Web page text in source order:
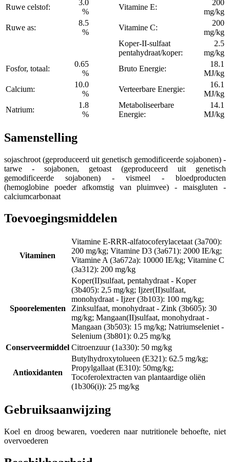
Ruwe celstof:
3.0
%
Vitamine E:
200
mg/kg
Ruwe as:
8.5
%
Vitamine C:
200
mg/kg
Koper-II-sulfaat
pentahydraat/koper:
2.5
mg/kg
Fosfor, totaal:
0.65
%
Bruto Energie:
18.1
MJ/kg
Calcium:
10.0
%
Verteerbare Energie:
16.1
MJ/kg
Natrium:
1.8
%
Metaboliseerbare
Energie:
14.1
MJ/kg
Samenstelling
sojaschroot (geproduceerd uit genetisch gemodificeerde sojabonen) -
tarwe - sojabonen, getoast (geproduceerd uit genetisch
gemodificeerde sojabonen) - vismeel - bloedproducten
(hemoglobine poeder afkomstig van pluimvee) - maisgluten -
calciumcarbonaat
Toevoegingsmiddelen
Vitaminen
Vitamine E-RRR-alfatocoferylacetaat (3a700):
200 mg/kg; Vitamine D3 (3a671): 2000 IE/kg;
Vitamine A (3a672a): 10000 IE/kg; Vitamine C
(3a312): 200 mg/kg
Spoorelementen
Koper(II)sulfaat, pentahydraat - Koper
(3b405): 2,5 mg/kg; Ijzer(II)sulfaat,
monohydraat - Ijzer (3b103): 100 mg/kg;
Zinksulfaat, monohydraat - Zink (3b605): 30
mg/kg; Mangaan(II)sulfaat, monohydraat -
Mangaan (3b503): 15 mg/kg; Natriumseleniet -
Selenium (3b801): 0.25 mg/kg
Conserveermiddel Citroenzuur (1a330): 50 mg/kg
Antioxidanten
Butylhydroxytolueen (E321): 62.5 mg/kg;
Propylgallaat (E310): 50mg/kg;
Tocoferolextracten van plantaardige oliën
(1b306(i)): 25 mg/kg
Gebruiksaanwijzing
Koel en droog bewaren, voederen naar nutritionele behoefte, niet
overvoederen